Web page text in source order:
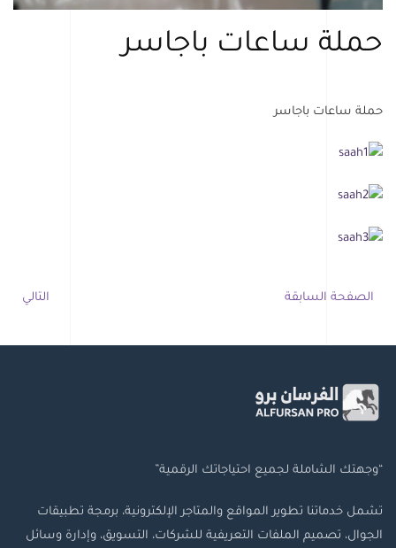
حملة ساعات باجاسر
حملة ساعات باجاسر
الصفحة السابقة التالي
“وجهتك الشاملة لجميع احتياجاتك الرقمية”
تشمل خدماتنا تطوير المواقع والمتاجر الإلكترونية، برمجة تطبيقات
الجوال، تصميم الملفات التعريفية للشركات، التسويق، وإدارة وسائل